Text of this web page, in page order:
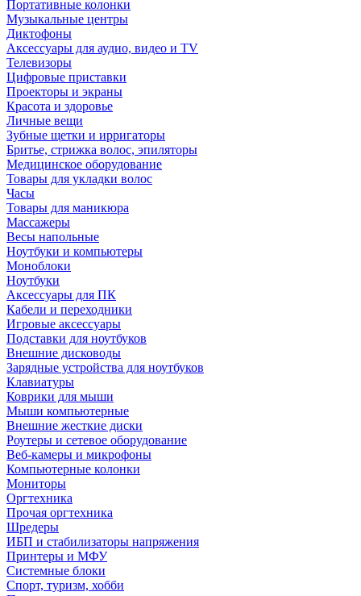
Портативные колонки
Музыкальные центры
Диктофоны
Аксессуары для аудио, видео и TV
Телевизоры
Цифровые приставки
Проекторы и экраны
Красота и здоровье
Личные вещи
Зубные щетки и ирригаторы
Бритье, стрижка волос, эпиляторы
Медицинское оборудование
Товары для укладки волос
Часы
Товары для маникюра
Массажеры
Весы напольные
Ноутбуки и компьютеры
Моноблоки
Ноутбуки
Аксессуары для ПК
Кабели и переходники
Игровые аксессуары
Подставки для ноутбуков
Внешние дисководы
Зарядные устройства для ноутбуков
Клавиатуры
Коврики для мыши
Мыши компьютерные
Внешние жесткие диски
Роутеры и сетевое оборудование
Веб-камеры и микрофоны
Компьютерные колонки
Мониторы
Оргтехника
Прочая оргтехника
Шредеры
ИБП и стабилизаторы напряжения
Принтеры и МФУ
Системные блоки
Спорт, туризм, хобби